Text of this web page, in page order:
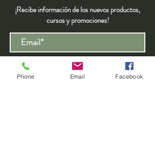
¡Recibe información de los nuevos productos,
cursos y promociones!
Registrarse
Phone Email Facebook